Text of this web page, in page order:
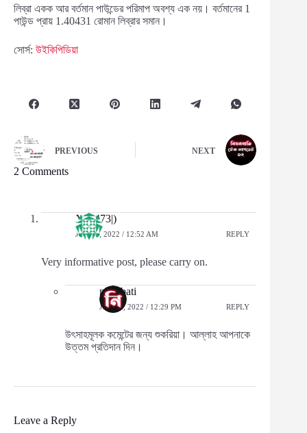
লিব্রা একক আর বর্তমান পাউন্ডের পরিমাপ অবশ্য এক নয়। বর্তমানের 1
পাউন্ড প্রায় 1.40431 রোমান লিব্রার সমান।
সোর্স: উইকিপিডিয়া
PREVIOUS NEXT
2 Comments
X0π473|)
JULY 9, 2022 / 12:52 AM REPLY
Very informative post, please carry on.
neonbati
JULY 9, 2022 / 12:29 PM REPLY
উৎসাহমূলক কমেন্টের জন্য শুকরিয়া। আল্লাহ আপনাকে
উত্তম প্রতিদান দিন।
Leave a Reply